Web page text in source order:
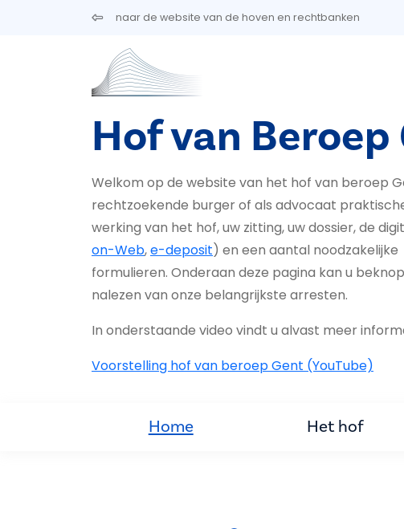
Overslaan en naar de inhoud gaannaar de website van de hoven en rechtbanken
Hof van Beroep
Welkom op de website van het hof van beroep
rechtzoekende burger of als advocaat
werking van het hof, uw zitting, uw dossier, de
on-Web,e-deposit) en een aantal noodzakelijke
formulieren. Onderaan deze pagina kan u
nalezen van onze belangrijkste arresten.
In onderstaande video vindt u alvast meer
Voorstelling hof van beroep Gent (YouTube)
Home Het hof